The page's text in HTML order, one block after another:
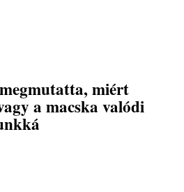
miért
a macska valódi